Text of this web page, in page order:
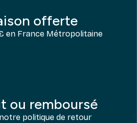
offerte
en France Métropolitaine
ou remboursé
politique de retour